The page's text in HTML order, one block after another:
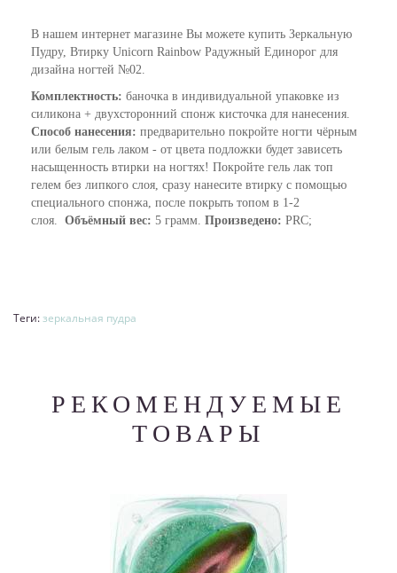
В нашем интернет магазине Вы можете купить Зеркальную
Пудру, Втирку Unicorn Rainbow Радужный Единорог для
дизайна ногтей №02.
Комплектность: баночка в индивидуальной упаковке из
силикона + двухсторонний спонж кисточка для нанесения.
Способ нанесения: предварительно покройте ногти чёрным
или белым гель лаком - от цвета подложки будет зависеть
насыщенность втирки на ногтях! Покройте гель лак топ
гелем без липкого слоя, сразу нанесите втирку с помощью
специального спонжа, после покрыть топом в 1-2
слоя. Объёмный вес: 5 грамм. Произведено: PRC;
Теги:зеркальная пудра
РЕКОМЕНДУЕМЫЕ
ТОВАРЫ